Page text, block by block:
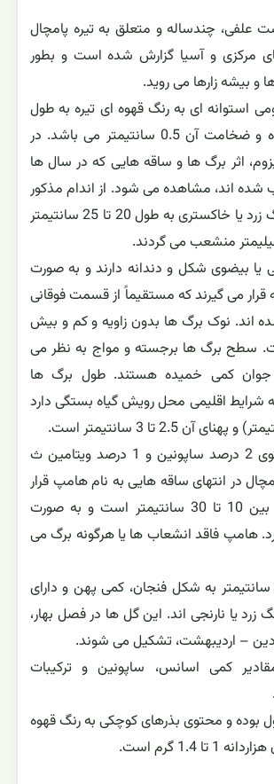
علفی، چندساله و متعلق به تیره پامچال
مرکزی و آسیا گزارش شده است و بطور
بیشه زارها می روید.
استوانه ای به رنگ قهوه ای تیره به طول
10 سانتیمتر بوده و ضخامت آن 0.5 سانتیمتر می باشد. در
اثر برگ ها و ساقه هایی که در سال ها
اند، مشاهده می شود. از اندام مذکور
ریشه هایی به رنگ زرد یا خاکستری به طول 20 تا 25 سانتیمتر
یا بیضوی شکل و دندانه دارند و به صورت
قرار می گیرند که مستقیماً از قسمت فوقانی
اند. نوک برگ ها بدون زاویه و کم و بیش
سطح برگ ها برجسته و مواج به نظر می
کمی خمیده هستند. طول برگ ها
اقلیمی محل رویش گیاه بستگی دارد
این برگ ها محتوی 2 درصد ساپونین و 1 درصد ویتامین ث
در انتهای ساقه هایی به نام هامپ قرار
دارد که طول آن بین 10 تا 30 سانتیمتر است و به صورت
هامپ فاقد انشعاب ها یا هرگونه برگ می
ها به طول 2 سانتیمتر به شکل فنجان، کمی پهن و دارای
زرد یا نارنجی اند. این گل ها در فصل بهار،
– اردیبهشت، تشکیل می شوند.
کمی اسانس، ساپونین و ترکیبات
بوده و محتوی بذرهای کوچکی به رنگ قهوه
1.4 گرم است.